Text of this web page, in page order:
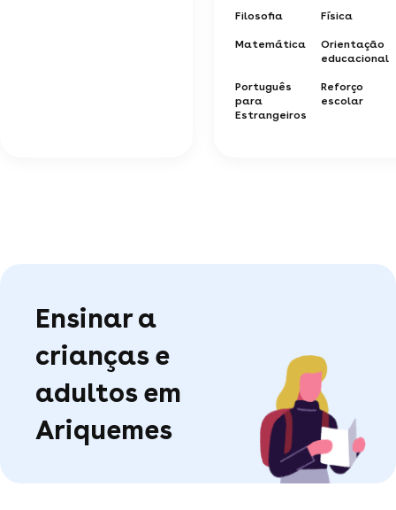
Filosofia Física
Matemática
Orientação
educacional
Português
para
Estrangeiros
Reforço
escolar
Ensinar a
crianças e
adultos em
Ariquemes